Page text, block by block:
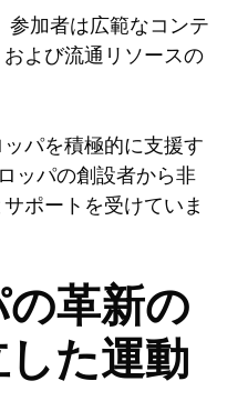
参加者は広範なコンテ
よび流通リソースの
パを積極的に支援す
ッパの創設者から非
ポートを受けていま
革新の
た運動